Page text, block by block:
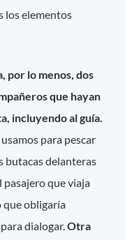
los elementos
por lo menos, dos
que hayan
incluyendo al guía.
para pescar
butacas delanteras
pasajero que viaja
que obligaría
dialogar.Otra